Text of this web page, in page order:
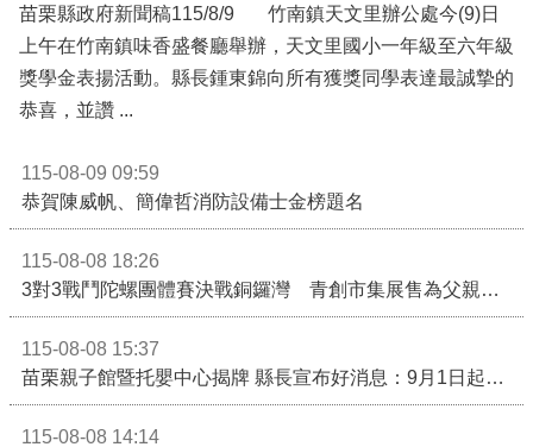
苗栗縣政府新聞稿115/8/9 竹南鎮天文里辦公處今(9)日
上午在竹南鎮味香盛餐廳舉辦，天文里國小一年級至六年級
獎學金表揚活動。縣長鍾東錦向所有獲獎同學表達最誠摯的
115-08-09 09:59
恭賀陳威帆、簡偉哲消防設備士金榜題名
115-08-08 18:26
115-08-08 15:37
115-08-08 14:14